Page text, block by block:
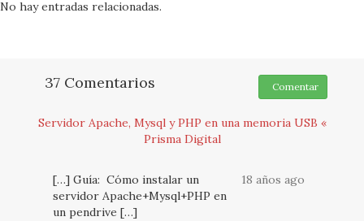
No hay entradas relacionadas.
37 Comentarios Comentar
Servidor Apache, Mysql y PHP en una memoria USB «
Prisma Digital
18 años ago
[…] Guía: Cómo instalar un
servidor Apache+Mysql+PHP en
un pendrive […]